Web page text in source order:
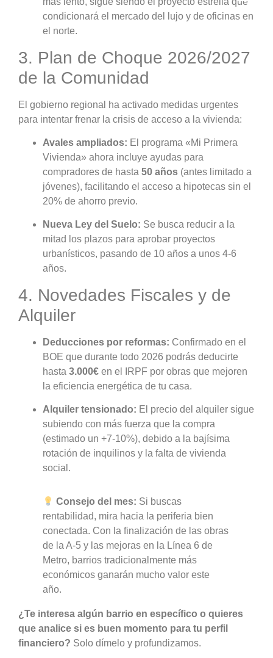
condicionará el mercado del lujo y de oficinas en
el norte.
3. Plan de Choque 2026/2027
de la Comunidad
El gobierno regional ha activado medidas urgentes
para intentar frenar la crisis de acceso a la vivienda:
Avales ampliados: El programa «Mi Primera
Vivienda» ahora incluye ayudas para
compradores de hasta 50 años (antes limitado a
jóvenes), facilitando el acceso a hipotecas sin el
20% de ahorro previo.
Nueva Ley del Suelo: Se busca reducir a la
mitad los plazos para aprobar proyectos
urbanísticos, pasando de 10 años a unos 4-6
años.
4. Novedades Fiscales y de
Alquiler
Deducciones por reformas: Confirmado en el
BOE que durante todo 2026 podrás deducirte
hasta 3.000€ en el IRPF por obras que mejoren
la eficiencia energética de tu casa.
Alquiler tensionado: El precio del alquiler sigue
subiendo con más fuerza que la compra
(estimado un +7-10%), debido a la bajísima
rotación de inquilinos y la falta de vivienda
social.
Consejo del mes: Si buscas
rentabilidad, mira hacia la periferia bien
conectada. Con la finalización de las obras
de la A-5 y las mejoras en la Línea 6 de
Metro, barrios tradicionalmente más
económicos ganarán mucho valor este
año.
¿Te interesa algún barrio en específico o quieres
que analice si es buen momento para tu perfil
financiero? Solo dímelo y profundizamos.